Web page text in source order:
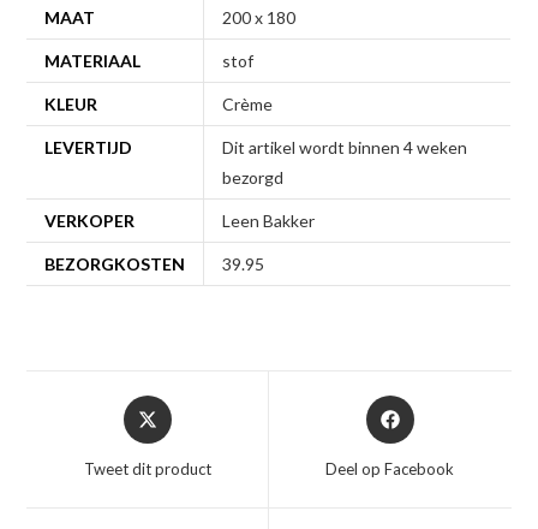
MAAT 200 x 180
MATERIAAL stof
KLEUR Crème
LEVERTIJD
Dit artikel wordt binnen 4 weken
bezorgd
VERKOPER Leen Bakker
BEZORGKOSTEN 39.95
Opent
in
nieuw
Tweet dit product
Opent
in
nieuw
Deel op Facebook